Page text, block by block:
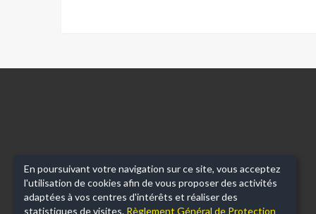
En poursuivant votre navigation sur ce site, vous acceptez
l'utilisation de cookies afin de vous proposer des activités
adaptées à vos centres d'intérêts et réaliser des
statistiques de visites. Règlement Général de Protection